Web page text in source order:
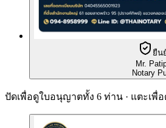
ยืน
Mr.
Notary
ปัดเพื่อดูใบอนุญาตทั้ง 6 ท่าน · แตะเพื่